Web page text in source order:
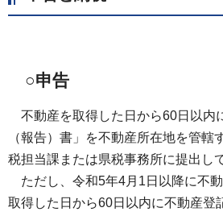
○申告
不動産を取得した日から60日以内
（報告）書」を不動産所在地を管轄
税担当課または県税事務所に提出し
ただし、令和5年4月1日以降に不動
取得した日から60日以内に不動産登